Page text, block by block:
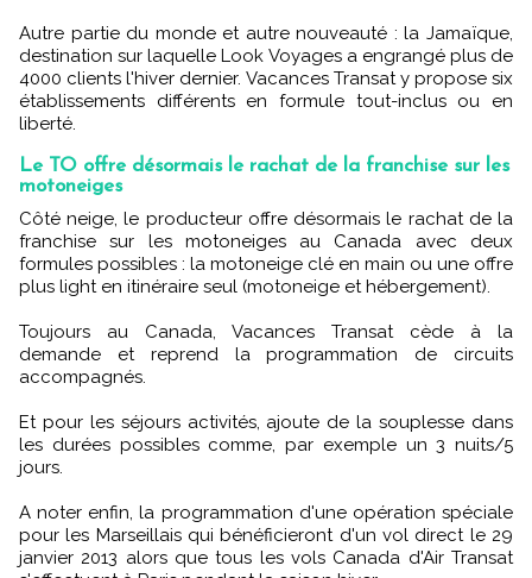
Autre partie du monde et autre nouveauté : la Jamaïque,
destination sur laquelle Look Voyages a engrangé plus de
4000 clients l'hiver dernier. Vacances Transat y propose six
établissements différents en formule tout-inclus ou en
liberté.
Le TO offre désormais le rachat de la franchise sur les
motoneiges
Côté neige, le producteur offre désormais le rachat de la
franchise sur les motoneiges au Canada avec deux
formules possibles : la motoneige clé en main ou une offre
plus light en itinéraire seul (motoneige et hébergement).
Toujours au Canada, Vacances Transat cède à la
demande et reprend la programmation de circuits
accompagnés.
Et pour les séjours activités, ajoute de la souplesse dans
les durées possibles comme, par exemple un 3 nuits/5
jours.
A noter enfin, la programmation d'une opération spéciale
pour les Marseillais qui bénéficieront d'un vol direct le 29
janvier 2013 alors que tous les vols Canada d'Air Transat